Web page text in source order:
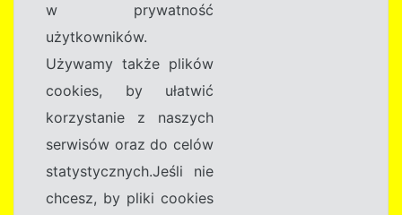
w prywatność
użytkowników.
Używamy także plików
cookies, by ułatwić
korzystanie z naszych
serwisów oraz do celów
statystycznych.Jeśli nie
chcesz, by pliki cookies